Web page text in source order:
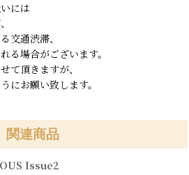
には
交通渋滞、
る場合がございます。
て頂きますが、
にお願い致します。
関連商品
Issue2